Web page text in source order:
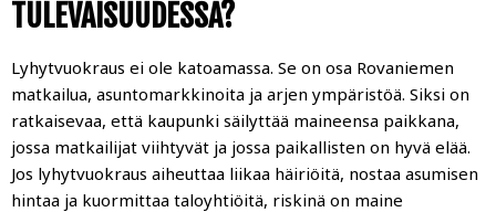
TULEVAISUUDESSA?
Lyhytvuokraus ei ole katoamassa. Se on osa Rovaniemen
matkailua, asuntomarkkinoita ja arjen ympäristöä. Siksi on
ratkaisevaa, että kaupunki säilyttää maineensa paikkana,
jossa matkailijat viihtyvät ja jossa paikallisten on hyvä elää.
Jos lyhytvuokraus aiheuttaa liikaa häiriöitä, nostaa asumisen
hintaa ja kuormittaa taloyhtiöitä, riskinä on maine